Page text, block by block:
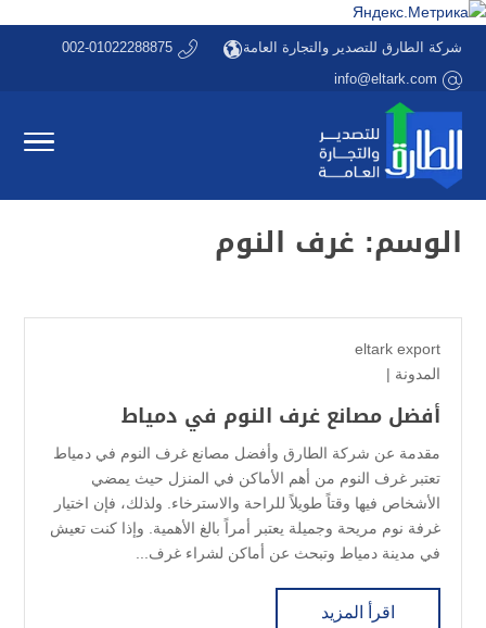
شركة الطارق للتصدير والتجارة العامة
002-01022288875
info@eltark.com
الوسم: غرف النوم
eltark export
المدونة |
أفضل مصانع غرف النوم في دمياط
مقدمة عن شركة الطارق وأفضل مصانع غرف النوم في دمياط
تعتبر غرف النوم من أهم الأماكن في المنزل حيث يمضي
الأشخاص فيها وقتاً طويلاً للراحة والاسترخاء. ولذلك، فإن اختيار
غرفة نوم مريحة وجميلة يعتبر أمراً بالغ الأهمية. وإذا كنت تعيش
في مدينة دمياط وتبحث عن أماكن لشراء غرف...
اقرأ المزيد